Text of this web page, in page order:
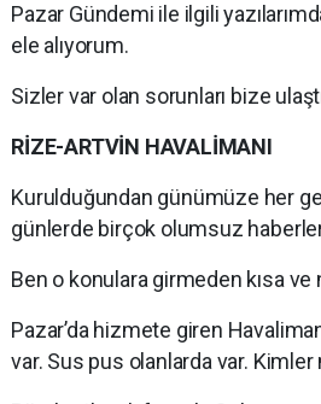
Pazar Gündemi ile ilgili
ele alıyorum.
Sizler var olan sorunları bize
RİZE-ARTVİN HAVALİMANI
Kurulduğundan günümüze her
günlerde birçok olumsuz
Ben o konulara girmeden kısa ve
Pazar’da hizmete giren
var. Sus pus olanlarda var. Kimler